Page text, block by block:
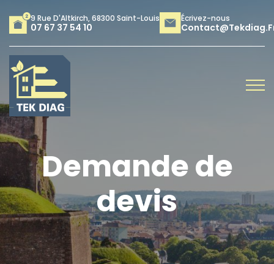
9 Rue D'Altkirch, 68300 Saint-Louis
07 67 37 54 10
Écrivez-nous
Demande de
devis